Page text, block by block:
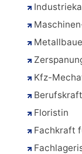
Kfz-
Floristin
Fachkraft